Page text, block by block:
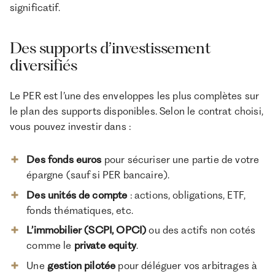
significatif.
Des supports d’investissement
diversifiés
Le PER est l’une des enveloppes les plus complètes sur
le plan des supports disponibles. Selon le contrat choisi,
vous pouvez investir dans :
Des fonds euros pour sécuriser une partie de votre
épargne (sauf si PER bancaire).
Des unités de compte : actions, obligations, ETF,
fonds thématiques, etc.
L’immobilier (SCPI, OPCI) ou des actifs non cotés
comme le private equity.
Une gestion pilotée pour déléguer vos arbitrages à